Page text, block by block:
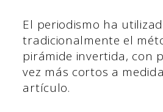
El periodismo ha
tradicionalmente el
pirámide invertida, con
vez más cortos a
artículo.